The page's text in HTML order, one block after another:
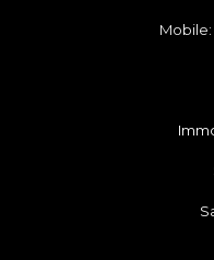
Mobile: